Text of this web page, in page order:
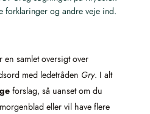
forklaringer og andre veje ind.
samlet oversigt over
med ledetråden Gry. I alt
forslag, så uanset om du
eller vil have flere